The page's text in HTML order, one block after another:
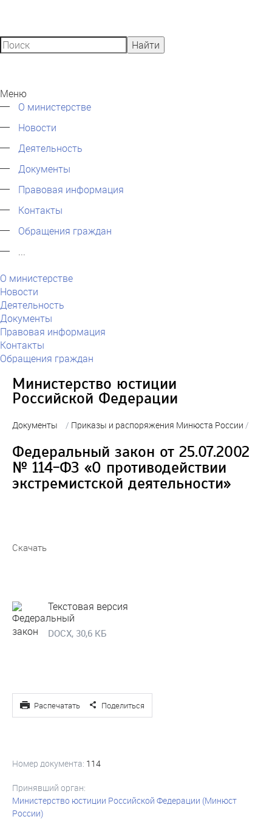
Найти
Меню
О министерстве
Новости
Деятельность
Документы
Правовая информация
Контакты
Обращения граждан
О министерстве
Новости
Деятельность
Документы
Правовая информация
Контакты
Обращения граждан
Министерство юстиции
Российской Федерации
Документы / Приказы и распоряжения Минюста России /
Федеральный закон от 25.07.2002
№ 114-ФЗ «О противодействии
экстремистской деятельности»
Скачать
Текстовая версия
DOCX, 30,6 КБ
Распечатать Поделиться
Номер документа: 114
Принявший орган:
Министерство юстиции Российской Федерации (Минюст
России)